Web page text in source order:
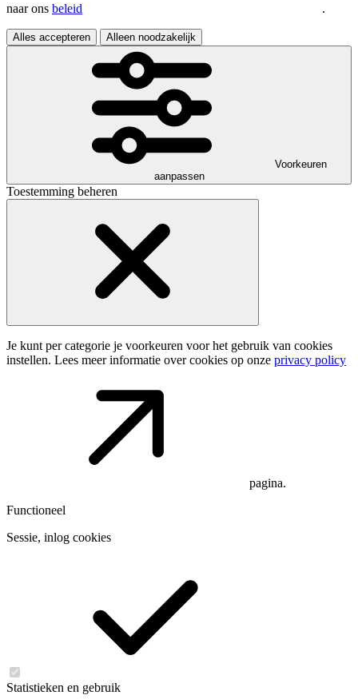
naar ons beleid .
Alles accepteren Alleen noodzakelijk
Voorkeuren
aanpassen
Toestemming beheren
Je kunt per categorie je voorkeuren voor het gebruik van cookies
instellen. Lees meer informatie over cookies op onze privacy policy
pagina.
Functioneel
Sessie, inlog cookies
Statistieken en gebruik